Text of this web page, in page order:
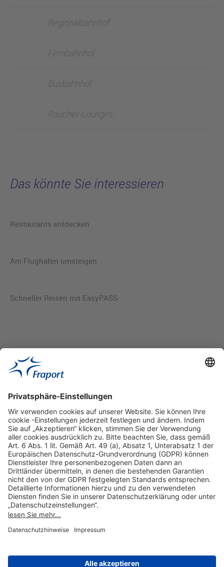
Regionalbahnhof
Fernbahnhof
Busbahnhof
Raucher-Lounges
Das könnte Sie interessieren
Restaurants entdecken
Am Flughafen umsteigen
Schneller Reisen mit EasyPASS
Hilfreiche Links
Online einkaufen & buchen
Über uns